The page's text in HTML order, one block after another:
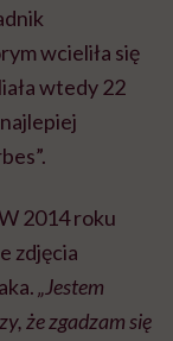
wcieliła się
wtedy 22
2014 roku
zdjęcia
„Jestem
że zgadzam się